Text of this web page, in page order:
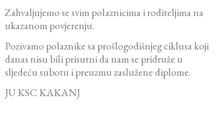
Zahvaljujemo se svim polaznicima i roditeljima na
ukazanom povjerenju.
Pozivamo polaznike sa prošlogodišnjeg ciklusa koji
danas nisu bili prisutni da nam se pridruže u
sljedeću subotu i preuzmu zaslužene diplome.
JU KSC KAKANJ